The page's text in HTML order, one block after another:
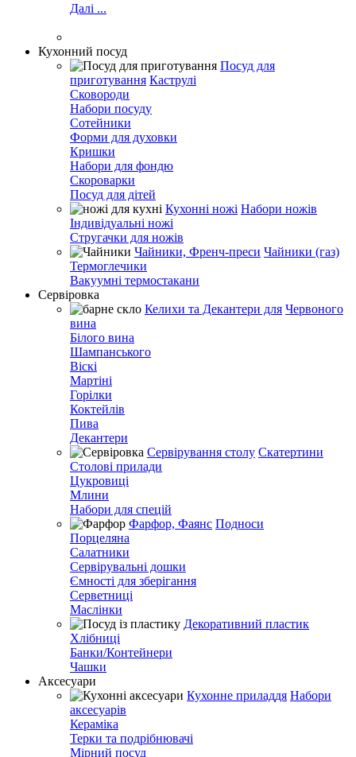
Далі ...
Кухонний посуд
Посуд для
приготування Каструлі
Сковороди
Набори посуду
Сотейники
Форми для духовки
Кришки
Набори для фондю
Скороварки
Посуд для дітей
Кухонні ножі Набори ножів
Індивідуальні ножі
Стругачки для ножів
Чайники, Френч-преси Чайники (газ)
Термоглечики
Вакуумні термостакани
Сервіровка
Келихи та Декантери для Червоного
вина
Білого вина
Шампанського
Віскі
Мартіні
Горілки
Коктейлів
Пива
Декантери
Сервірування столу Скатертини
Столові прилади
Цукровиці
Млини
Набори для спецій
Фарфор, Фаянс Подноси
Порцеляна
Салатники
Сервірувальні дошки
Ємності для зберігання
Серветниці
Маслінки
Декоративний пластик
Хлібниці
Банки/Контейнери
Чашки
Аксесуари
Кухонне приладдя Набори
аксесуарів
Кераміка
Терки та подрібнювачі
Мірний посуд